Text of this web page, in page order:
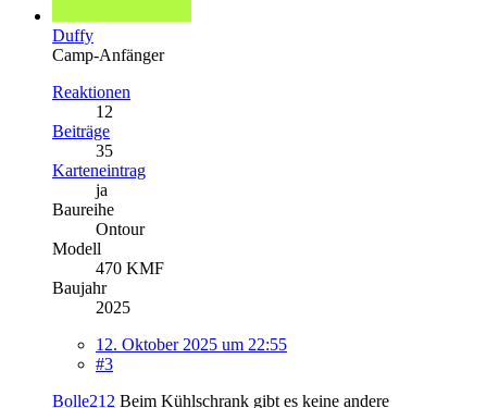
Duffy
Camp-Anfänger
Reaktionen
12
Beiträge
35
Karteneintrag
ja
Baureihe
Ontour
Modell
470 KMF
Baujahr
2025
12. Oktober 2025 um 22:55
#3
Bolle212 Beim Kühlschrank gibt es keine andere